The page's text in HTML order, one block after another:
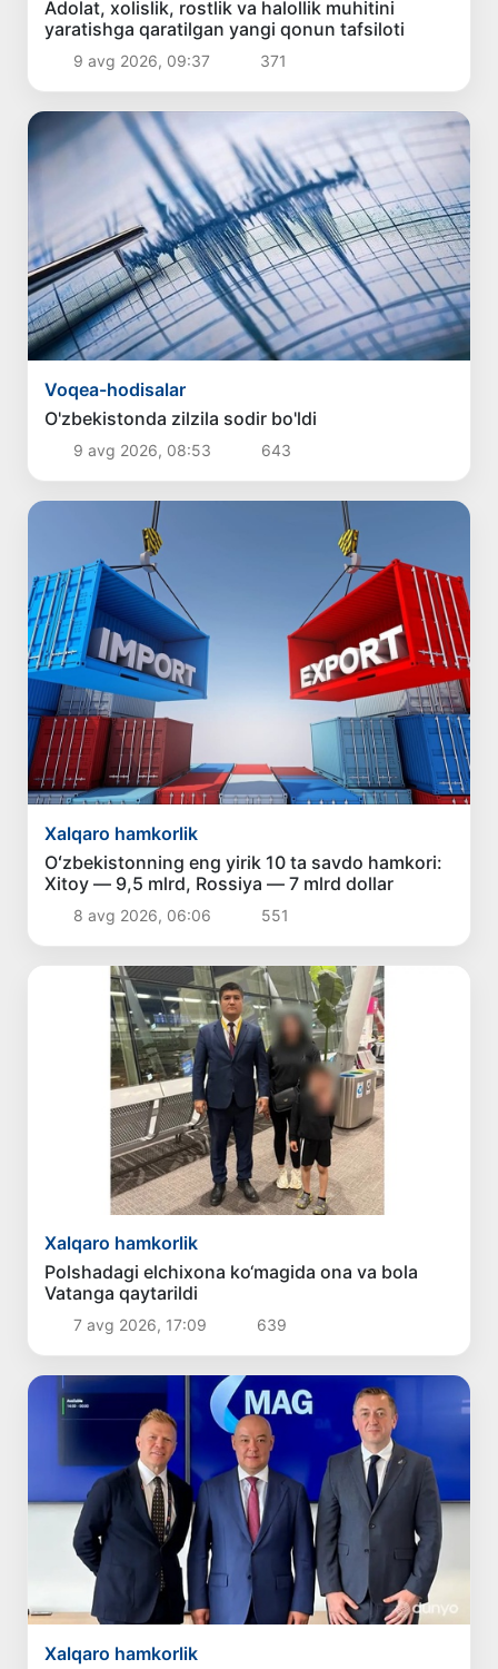
Adolat, xolislik, rostlik va halollik muhitini
yaratishga qaratilgan yangi qonun tafsiloti
9 avg 2026, 09:37 371
Voqea-hodisalar
O'zbekistonda zilzila sodir bo'ldi
9 avg 2026, 08:53 643
Xalqaro hamkorlik
Oʻzbekistonning eng yirik 10 ta savdo hamkori:
Xitoy — 9,5 mlrd, Rossiya — 7 mlrd dollar
8 avg 2026, 06:06 551
Xalqaro hamkorlik
Polshadagi elchixona ko‘magida ona va bola
Vatanga qaytarildi
7 avg 2026, 17:09 639
Xalqaro hamkorlik